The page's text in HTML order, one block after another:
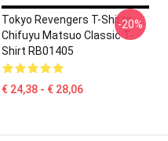
Tokyo Revengers T-Shirts -
Chifuyu Matsuo Classic T-
Shirt RB01405
€ 24,38 - € 28,06
-20%